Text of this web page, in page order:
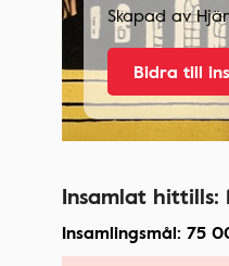
Skapad av
Bidra till
Insamlat hittills:
Insamlingsmål: 75